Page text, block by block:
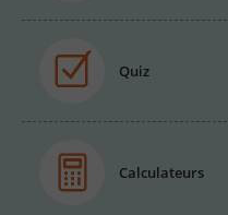
Quiz
Calculateurs